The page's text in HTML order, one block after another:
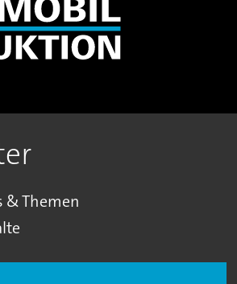
& Themen